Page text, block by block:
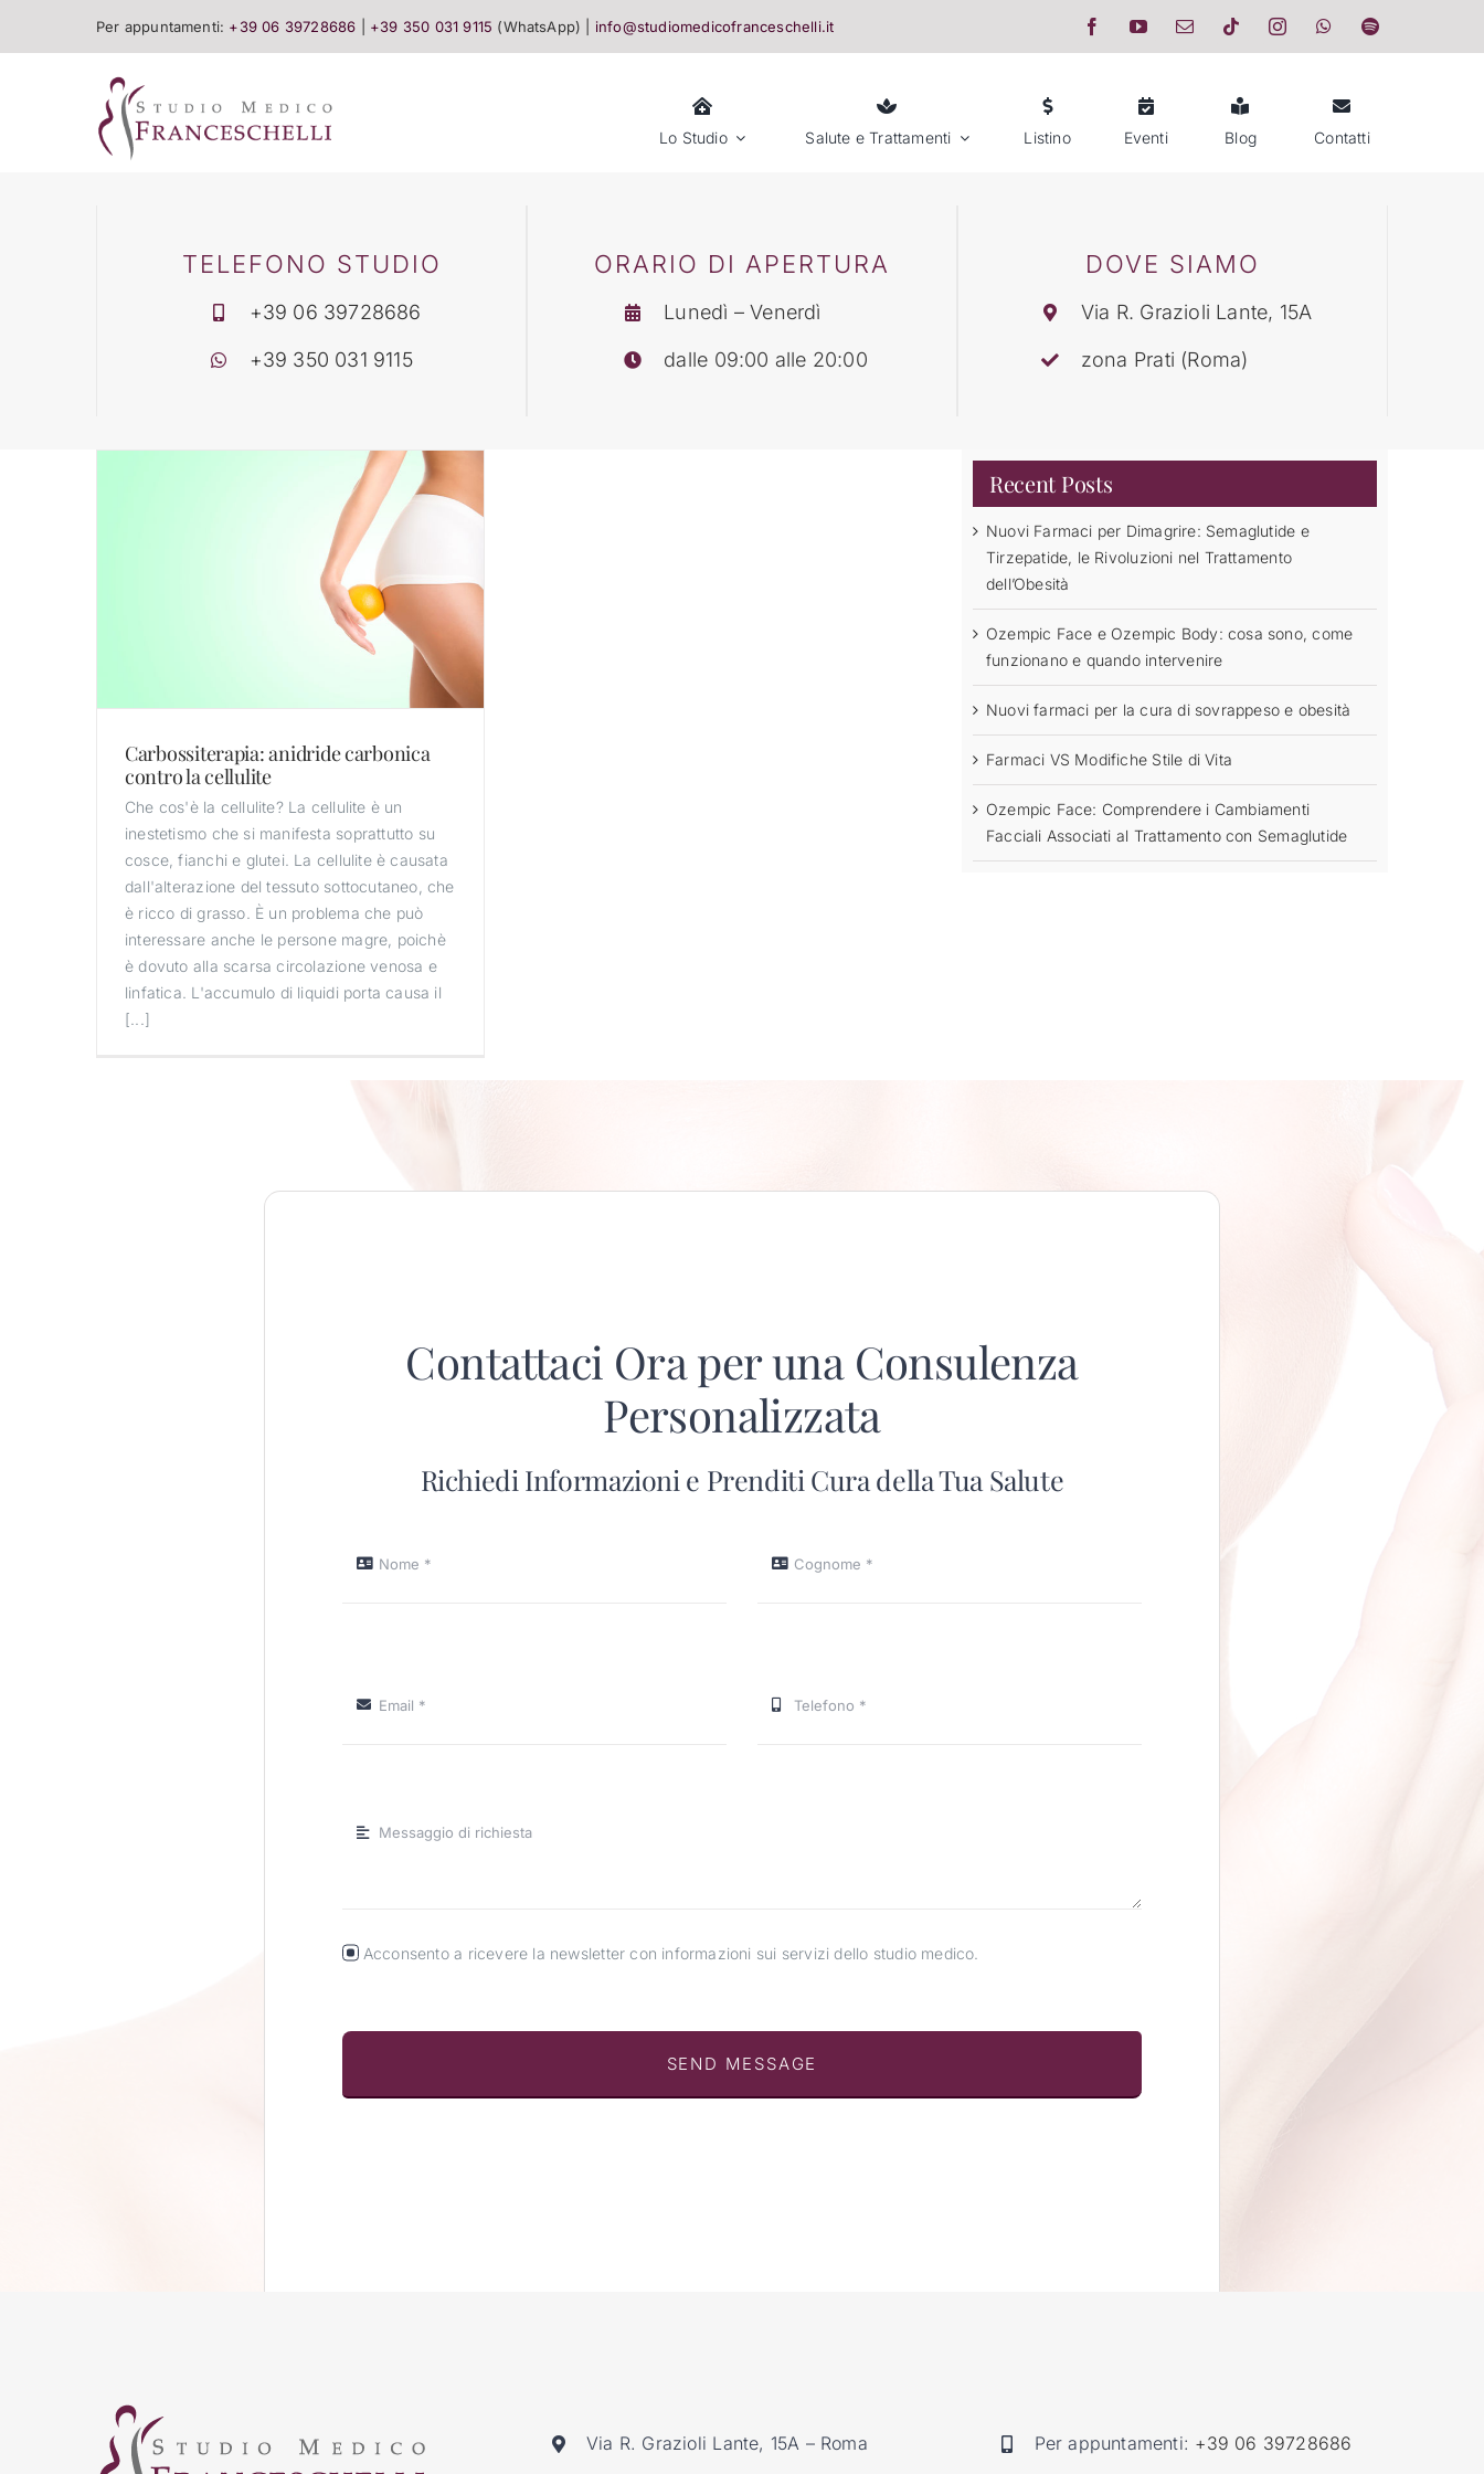
Per appuntamenti: +39 06 39728686 +39 350 031 9115 (WhatsApp) | info@studiomedicofranceschelli.it
Lo Studio Salute e Trattamenti Listino Eventi Blog Contatti
TELEFONO STUDIO
+39 06 39728686
+39 350 031 9115
ORARIO DI APERTURA
Lunedì – Venerdì
dalle 09:00 alle 20:00
DOVE SIAMO
Via R. Grazioli Lante, 15A
zona Prati (Roma)
Carbossiterapia: anidride carbonica
contro la cellulite
Che cos'è la cellulite? La cellulite è un
inestetismo che si manifesta soprattutto su
cosce, fianchi e glutei. La cellulite è causata
dall'alterazione del tessuto sottocutaneo, che
è ricco di grasso. È un problema che può
interessare anche le persone magre, poichè
è dovuto alla scarsa circolazione venosa e
linfatica. L'accumulo di liquidi porta causa il
[...]
Recent Posts
Nuovi Farmaci per Dimagrire: Semaglutide e
Tirzepatide, le Rivoluzioni nel Trattamento
dell’Obesità
Ozempic Face e Ozempic Body: cosa sono, come
funzionano e quando intervenire
Nuovi farmaci per la cura di sovrappeso e obesità
Farmaci VS Modifiche Stile di Vita
Ozempic Face: Comprendere i Cambiamenti
Facciali Associati al Trattamento con Semaglutide
Contattaci Ora per una Consulenza
Personalizzata
Richiedi Informazioni e Prenditi Cura della Tua Salute
Acconsento a ricevere la newsletter con informazioni sui servizi dello studio medico.
SEND MESSAGE
Via R. Grazioli Lante, 15A – Roma Per appuntamenti: +39 06 39728686